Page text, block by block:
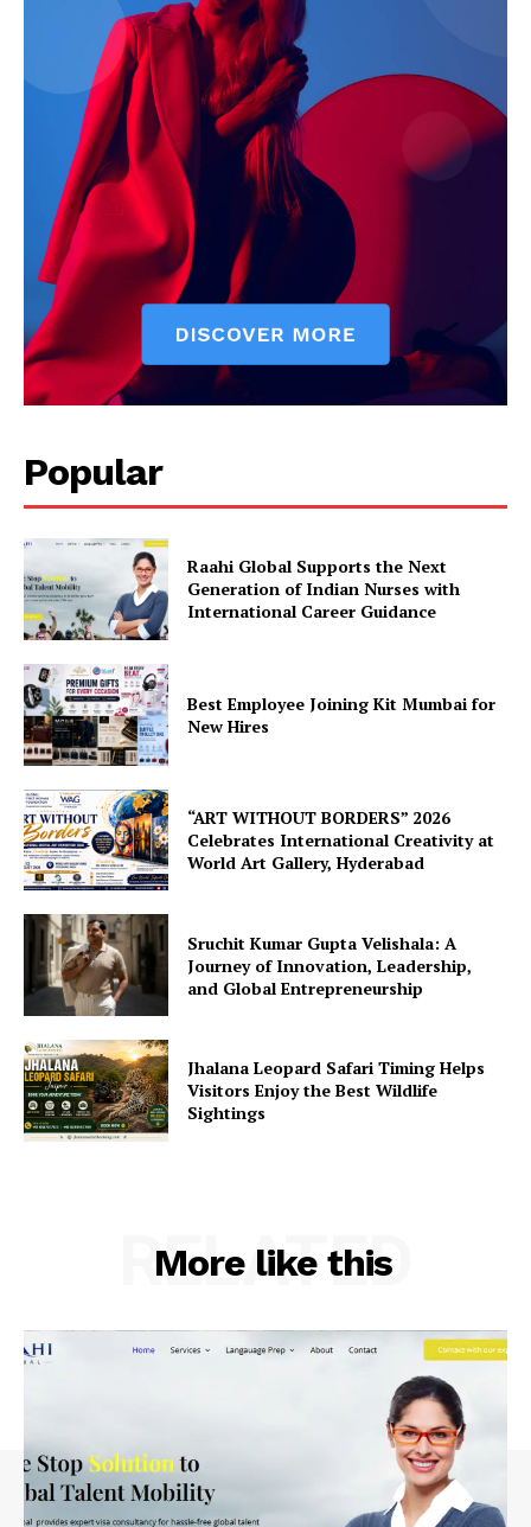
Popular
Raahi Global Supports the Next
Generation of Indian Nurses with
International Career Guidance
Best Employee Joining Kit Mumbai for
New Hires
“ART WITHOUT BORDERS” 2026
Celebrates International Creativity at
World Art Gallery, Hyderabad
Sruchit Kumar Gupta Velishala: A
Journey of Innovation, Leadership,
and Global Entrepreneurship
Jhalana Leopard Safari Timing Helps
Visitors Enjoy the Best Wildlife
Sightings
More like this
RELATED